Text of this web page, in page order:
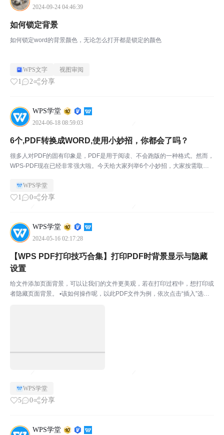
2024-09-24 04:46:39
如何锁定背景
如何锁定word的背景颜色，无论怎么打开都是锁定的颜色
WPS文字 视图审阅
1 2 分享
WPS学堂
2024-06-18 08:59:03
6个,PDF转换成WORD,使用小妙招，你都会了吗？
很多人对PDF的固有印象是，PDF是用于阅读、不会跑版的一种格式。然而，
WPS-PDF现在已经非常强大啦。今天给大家列举6个小妙招，大家按需取用
的PDF文件，为了阅读方便需要调整为竖版，...
WPS学堂
1 0 分享
WPS学堂
2024-05-16 02:17:28
【WPS PDF打印技巧合集】打印PDF时背景显示与隐藏
设置
给文件添加页面背景，可以让我们的文件更美观，若在打印过程中，想打印或
者隐藏页面背景。 ▪该如何操作呢，以此PDF文件为例，依次点击“插入”选项
WPS学堂
5 0 分享
WPS学堂